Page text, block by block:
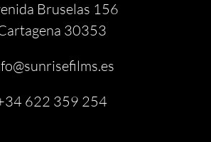
Bruselas 156
30353
622 359 254